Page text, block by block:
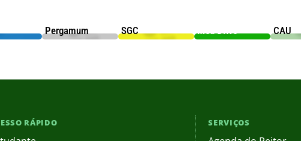
Pergamum SGC Meu Drive CAU
RÁPIDO SERVIÇOS